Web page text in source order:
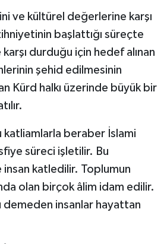
ve kültürel değerlerine karşı
başlattığı süreçte
durduğu için hedef alınan
şehid edilmesinin
Kürd halkı üzerinde büyük bir
beraber İslami
süreci işletilir. Bu
katledilir. Toplumun
olan birçok âlim idam edilir.
demeden insanlar hayattan